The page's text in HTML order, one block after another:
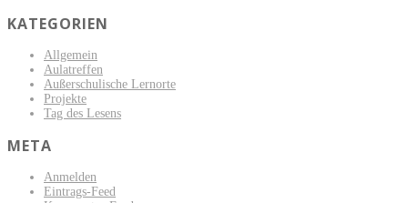
KATEGORIEN
Allgemein
Aulatreffen
Außerschulische Lernorte
Projekte
Tag des Lesens
META
Anmelden
Eintrags-Feed